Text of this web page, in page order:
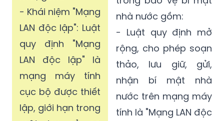
- Khái niệm "Mạng
LAN độc lập": Luật
quy định "Mạng
LAN độc lập" là
mạng máy tính
cục bộ được thiết
lập, giới hạn trong
nhà nước gồm:
- Luật quy định mở
rộng, cho phép soạn
thảo, lưu giữ, gửi,
nhận bí mật nhà
nước trên mạng máy
tính là "Mạng LAN độc